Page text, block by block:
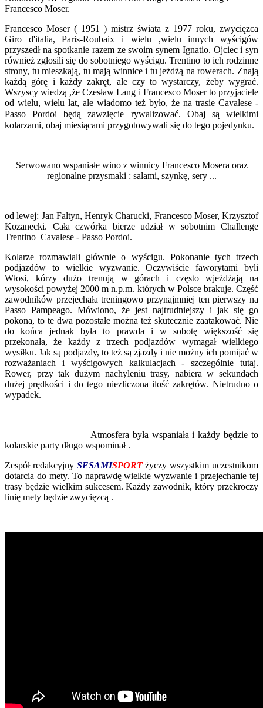
Francesco Moser.
Francesco Moser ( 1951 ) mistrz świata z 1977 roku, zwycięzca
Giro d'italia, Paris-Roubaix i wielu ,wielu innych wyścigów
przyszedł na spotkanie razem ze swoim synem Ignatio. Ojciec i syn
również zgłosili się do sobotniego wyścigu. Trentino to ich rodzinne
strony, tu mieszkają, tu mają winnice i tu jeżdżą na rowerach. Znają
każdą górę i każdy zakręt, ale czy to wystarczy, żeby wygrać.
Wszyscy wiedzą ,że Czesław Lang i Francesco Moser to przyjaciele
od wielu, wielu lat, ale wiadomo też było, że na trasie Cavalese -
Passo Pordoi będą zawzięcie rywalizować. Obaj są wielkimi
kolarzami, obaj miesiącami przygotowywali się do tego pojedynku.
Serwowano wspaniałe wino z winnicy Francesco Mosera oraz
regionalne przysmaki : salami, szynkę, sery ...
od lewej: Jan Faltyn, Henryk Charucki, Francesco Moser, Krzysztof
Kozanecki. Cała czwórka bierze udział w sobotnim Challenge
Trentino Cavalese - Passo Pordoi.
Kolarze rozmawiali głównie o wyścigu. Pokonanie tych trzech
podjazdów to wielkie wyzwanie. Oczywiście faworytami byli
Włosi, kórzy dużo trenują w górach i często wjeżdżają na
wysokości powyżej 2000 m n.p.m. których w Polsce brakuje. Część
zawodników przejechała treningowo przynajmniej ten pierwszy na
Passo Pampeago. Mówiono, że jest najtrudniejszy i jak się go
pokona, to te dwa pozostałe można też skutecznie zaatakować. Nie
do końca jednak była to prawda i w sobotę większość się
przekonała, że każdy z trzech podjazdów wymagał wielkiego
wysiłku. Jak są podjazdy, to też są zjazdy i nie możny ich pomijać w
rozważaniach i wyścigowych kalkulacjach - szczególnie tutaj.
Rower, przy tak dużym nachyleniu trasy, nabiera w sekundach
dużej prędkości i do tego niezliczona ilość zakrętów. Nietrudno o
wypadek.
Atmosfera była wspaniała i każdy będzie to
kolarskie party długo wspominał .
Zespół redakcyjny SESAMISPORTżyczy wszystkim uczestnikom
dotarcia do mety. To naprawdę wielkie wyzwanie i przejechanie tej
trasy będzie wielkim sukcesem. Każdy zawodnik, który przekroczy
linię mety będzie zwycięzcą .